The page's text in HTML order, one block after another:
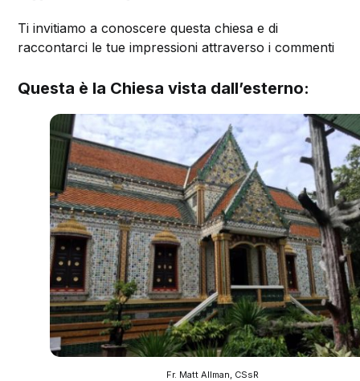
Ti invitiamo a conoscere questa chiesa e di
raccontarci le tue impressioni attraverso i commenti
Questa è la Chiesa vista dall’esterno:
Fr. Matt Allman, CSsR